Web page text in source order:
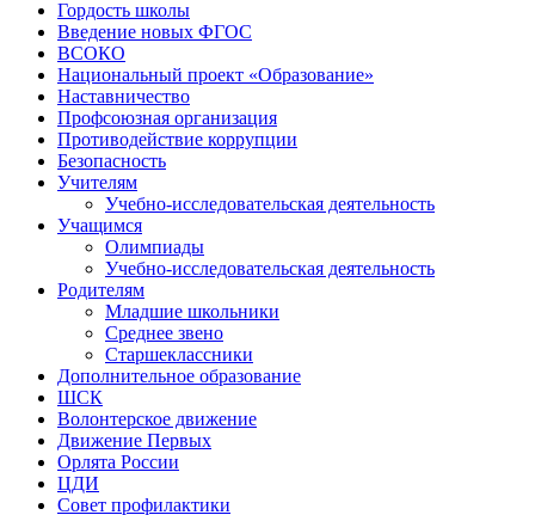
Гордость школы
Введение новых ФГОС
ВСОКО
Национальный проект «Образование»
Наставничество
Профсоюзная организация
Противодействие коррупции
Безопасность
Учителям
Учебно-исследовательская деятельность
Учащимся
Олимпиады
Учебно-исследовательская деятельность
Родителям
Младшие школьники
Среднее звено
Старшеклассники
Дополнительное образование
ШСК
Волонтерское движение
Движение Первых
Орлята России
ЦДИ
Совет профилактики